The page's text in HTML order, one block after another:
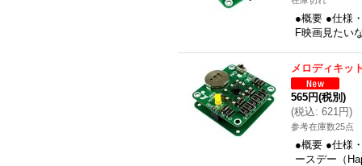
●概要 ●仕様
F映画見たい
メロディキッ
565円(税別)
(税込: 621円)
参考在庫数25点
●概要 ●仕様
ースデー（